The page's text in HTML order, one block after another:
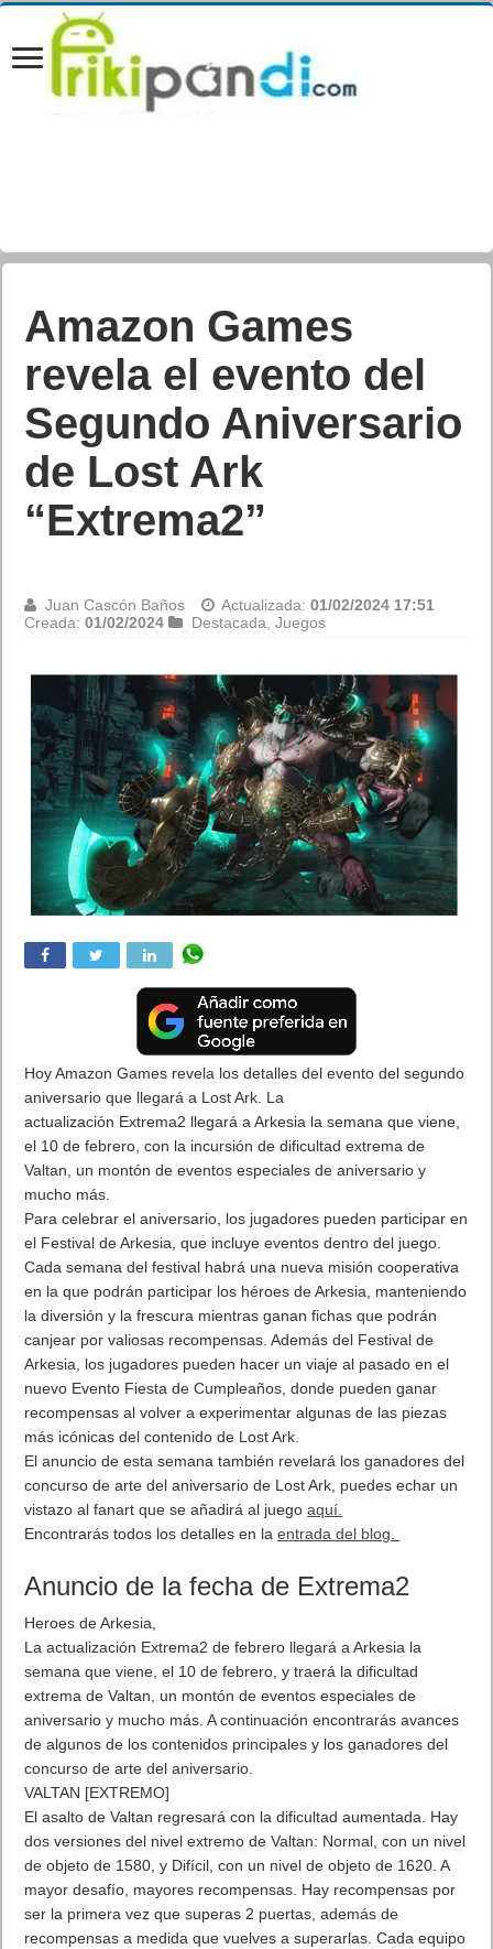
Amazon Games
revela el evento del
Segundo Aniversario
de Lost Ark
“Extrema2”
Juan Cascón Baños Actualizada:01/02/2024 17:51
Creada:01/02/2024 Destacada ,Juegos
Hoy Amazon Games revela los detalles del evento del segundo
aniversario que llegará a Lost Ark. La
actualización Extrema2 llegará a Arkesia la semana que viene,
el 10 de febrero, con la incursión de dificultad extrema de
Valtan, un montón de eventos especiales de aniversario y
mucho más.
Para celebrar el aniversario, los jugadores pueden participar en
el Festival de Arkesia, que incluye eventos dentro del juego.
Cada semana del festival habrá una nueva misión cooperativa
en la que podrán participar los héroes de Arkesia, manteniendo
la diversión y la frescura mientras ganan fichas que podrán
canjear por valiosas recompensas. Además del Festival de
Arkesia, los jugadores pueden hacer un viaje al pasado en el
nuevo Evento Fiesta de Cumpleaños, donde pueden ganar
recompensas al volver a experimentar algunas de las piezas
más icónicas del contenido de Lost Ark.
El anuncio de esta semana también revelará los ganadores del
concurso de arte del aniversario de Lost Ark, puedes echar un
vistazo al fanart que se añadirá al juegoaquí.
Encontrarás todos los detalles en laentrada del blog.
Anuncio de la fecha de Extrema2
Heroes de Arkesia,
La actualización Extrema2 de febrero llegará a Arkesia la
semana que viene, el 10 de febrero, y traerá la dificultad
extrema de Valtan, un montón de eventos especiales de
aniversario y mucho más. A continuación encontrarás avances
de algunos de los contenidos principales y los ganadores del
concurso de arte del aniversario.
VALTAN [EXTREMO]
El asalto de Valtan regresará con la dificultad aumentada. Hay
dos versiones del nivel extremo de Valtan: Normal, con un nivel
de objeto de 1580, y Difícil, con un nivel de objeto de 1620. A
mayor desafío, mayores recompensas. Hay recompensas por
ser la primera vez que superas 2 puertas, además de
recompensas a medida que vuelves a superarlas. Cada equipo